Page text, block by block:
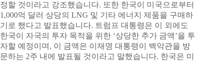
정할 것이라고 강조했습니다. 또한 한국이 미국으로부터
1,000억 달러 상당의 LNG 및 기타 에너지 제품을 구매하
기로 했다고 발표했습니다. 트럼프 대통령은 이 외에도
한국이 자국의 투자 목적을 위한 ‘상당한 추가 금액’을 투
자할 예정이며, 이 금액은 이재명 대통령이 백악관을 방
문하는 2주 내에 발표될 것이라고 말했습니다. 한국은 미